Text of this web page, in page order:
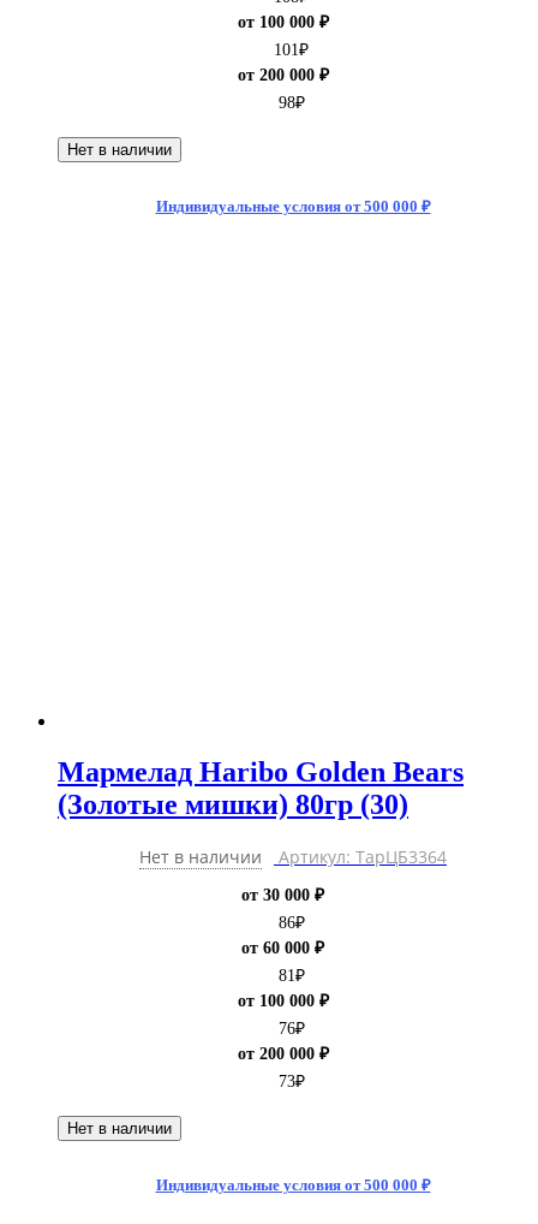
от 100 000 ₽
101₽
от 200 000 ₽
98₽
Нет в наличии
Индивидуальные условия от 500 000 ₽
Мармелад Haribo Golden Bears
(Золотые мишки) 80гр (30)
Нет в наличии Артикул: ТарЦБ3364
от 30 000 ₽
86₽
от 60 000 ₽
81₽
от 100 000 ₽
76₽
от 200 000 ₽
73₽
Нет в наличии
Индивидуальные условия от 500 000 ₽